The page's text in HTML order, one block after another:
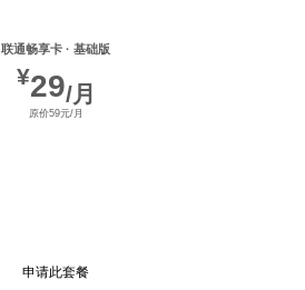
联通畅享卡 · 基础版
¥29/月
原价59元/月
申请此套餐